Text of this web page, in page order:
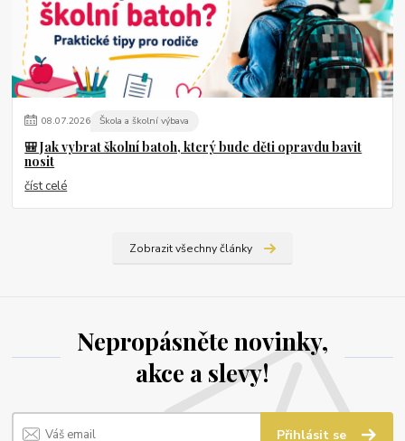
08.07.2026 Škola a školní výbava
🎒 Jak vybrat školní batoh, který bude děti opravdu bavit
nosit
číst celé
Zobrazit všechny články
Nepropásněte novinky,
akce a slevy!
Přihlásit se